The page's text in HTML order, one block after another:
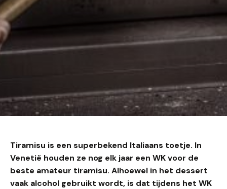
Tiramisu is een superbekend Italiaans toetje. In
Venetië houden ze nog elk jaar een WK voor de
beste amateur tiramisu. Alhoewel in het dessert
vaak alcohol gebruikt wordt, is dat tijdens het WK